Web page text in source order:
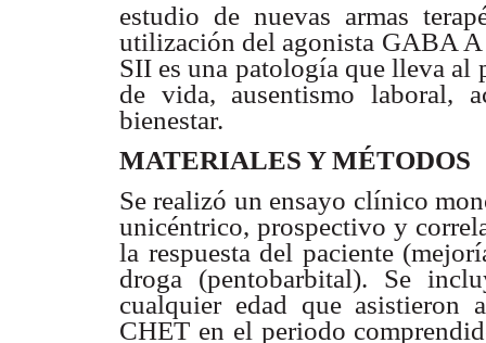
estudio de nuevas armas
utilización del agonista GABA A
SII es una patología que lleva al
de vida, ausentismo laboral,
bienestar.
MATERIALES Y MÉTODOS
Se realizó un ensayo clínico
unicéntrico, prospectivo y
la respuesta del paciente
droga (pentobarbital). Se
cualquier edad que asistieron
CHET en el periodo